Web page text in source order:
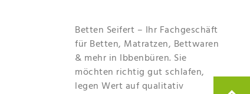
Betten Seifert – Ihr Fachgeschäft
für Betten, Matratzen, Bettwaren
& mehr in Ibbenbüren. Sie
möchten richtig gut schlafen,
legen Wert auf qualitativ